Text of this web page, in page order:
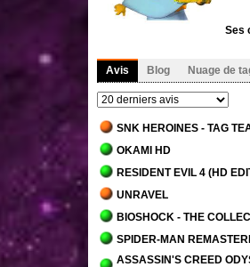
Ses
Avis Blog Nuage de
SNK HEROINES - TAG
OKAMI HD
RESIDENT EVIL 4 (HD
UNRAVEL
BIOSHOCK - THE
SPIDER-MAN
ASSASSIN'S CREED